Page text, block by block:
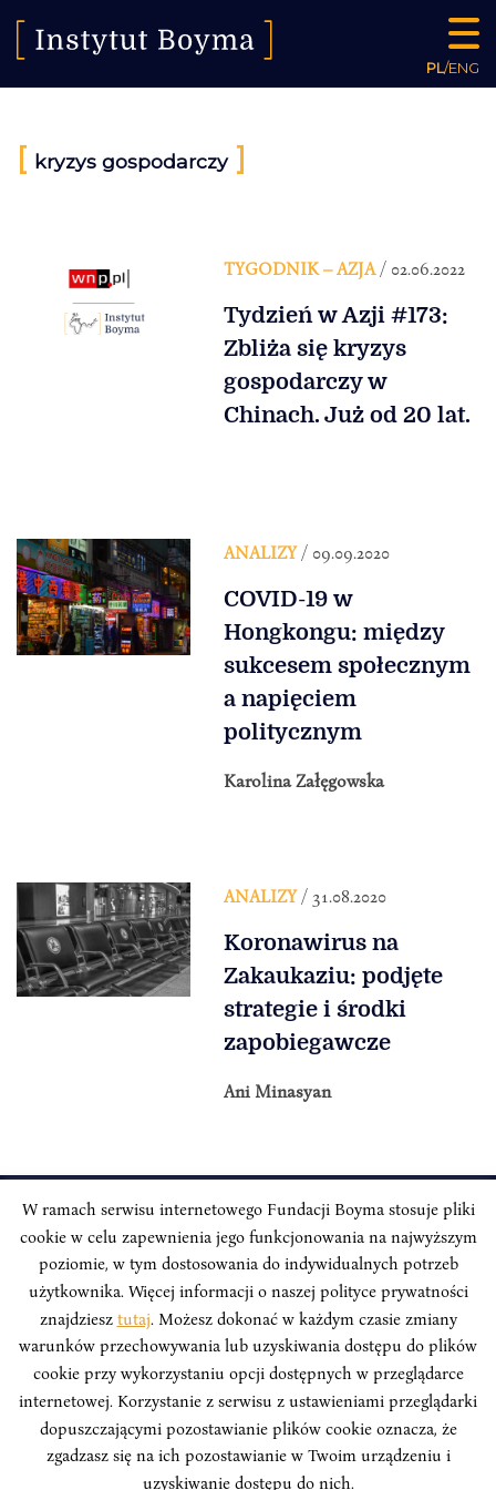
PL/ENG
[ kryzys gospodarczy]
TYGODNIK – AZJA/ 02.06.2022
Tydzień w Azji #173:
Zbliża się kryzys
gospodarczy w
Chinach. Już od 20 lat.
ANALIZY/ 09.09.2020
COVID-19 w
Hongkongu: między
sukcesem społecznym
a napięciem
politycznym
Karolina Załęgowska
ANALIZY/ 31.08.2020
Koronawirus na
Zakaukaziu: podjęte
strategie i środki
zapobiegawcze
Ani Minasyan
INSTYTUT BOYMA / Asian Century
Adres korespondencyjny: ul. Freta 11/5, 00-027 Warszawa
Odwiedź nas w mediach społecznościowych:
INSTYTUT BOYMA. WSZELKIE PRAWA ZASTRZEŻONE.Polityka
Prywatności Serwisu Polityka Prywatności Fundacji
W ramach serwisu internetowego Fundacji Boyma stosuje pliki
cookie w celu zapewnienia jego funkcjonowania na najwyższym
poziomie, w tym dostosowania do indywidualnych potrzeb
użytkownika. Więcej informacji o naszej polityce prywatności
znajdziesz tutaj. Możesz dokonać w każdym czasie zmiany
warunków przechowywania lub uzyskiwania dostępu do plików
cookie przy wykorzystaniu opcji dostępnych w przeglądarce
internetowej. Korzystanie z serwisu z ustawieniami przeglądarki
dopuszczającymi pozostawianie plików cookie oznacza, że
zgadzasz się na ich pozostawianie w Twoim urządzeniu i
uzyskiwanie dostępu do nich.